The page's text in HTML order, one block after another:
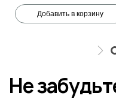
Добавить в корзину
Не